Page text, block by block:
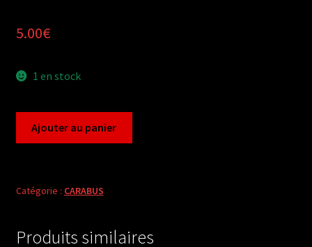
5.00€
1 en stock
catenulatus
from
Ajouter au panier
Catégorie : CARABUS
Produits similaires